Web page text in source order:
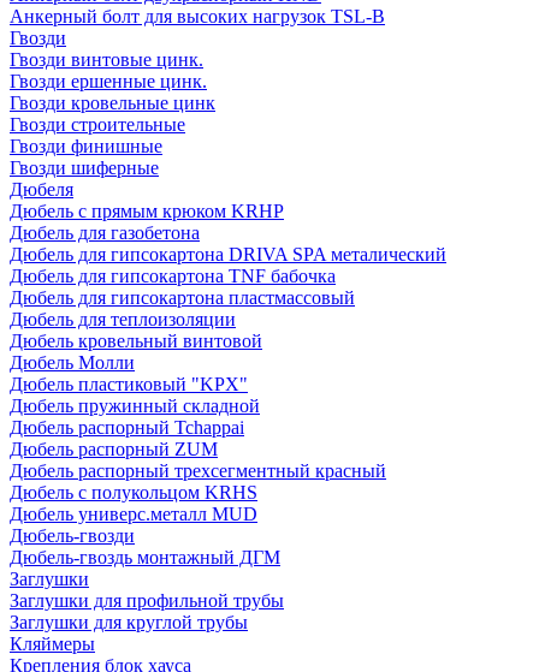
Анкерный болт для высоких нагрузок TSL-B
Гвозди
Гвозди винтовые цинк.
Гвозди ершенные цинк.
Гвозди кровельные цинк
Гвозди строительные
Гвозди финишные
Гвозди шиферные
Дюбеля
Дюбель с прямым крюком KRHP
Дюбель для газобетона
Дюбель для гипсокартона DRIVA SPA металический
Дюбель для гипсокартона TNF бабочка
Дюбель для гипсокартона пластмассовый
Дюбель для теплоизоляции
Дюбель кровельный винтовой
Дюбель Молли
Дюбель пластиковый "KPX"
Дюбель пружинный складной
Дюбель распорный Tchappai
Дюбель распорный ZUM
Дюбель распорный трехсегментный красный
Дюбель с полукольцом KRHS
Дюбель универс.металл MUD
Дюбель-гвозди
Дюбель-гвоздь монтажный ДГМ
Заглушки
Заглушки для профильной трубы
Заглушки для круглой трубы
Кляймеры
Крепления блок хауса